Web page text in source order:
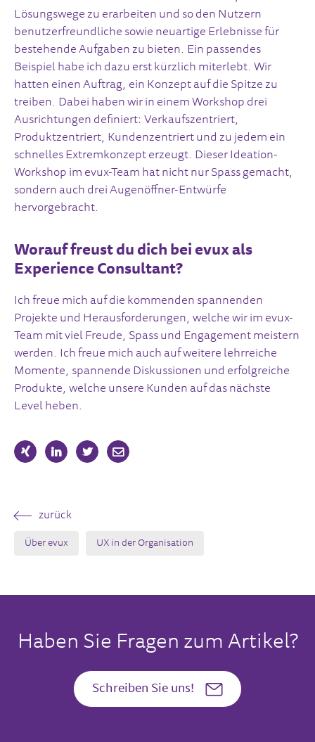
Lösungswege zu erarbeiten und so den Nutzern
benutzerfreundliche sowie neuartige Erlebnisse für
bestehende Aufgaben zu bieten. Ein passendes
Beispiel habe ich dazu erst kürzlich miterlebt. Wir
hatten einen Auftrag, ein Konzept auf die Spitze zu
treiben. Dabei haben wir in einem Workshop drei
Ausrichtungen definiert: Verkaufszentriert,
Produktzentriert, Kundenzentriert und zu jedem ein
schnelles Extremkonzept erzeugt. Dieser Ideation-
Workshop im evux-Team hat nicht nur Spass gemacht,
sondern auch drei Augenöffner-Entwürfe
hervorgebracht.
Worauf freust du dich bei evux als
Experience Consultant?
Ich freue mich auf die kommenden spannenden
Projekte und Herausforderungen, welche wir im evux-
Team mit viel Freude, Spass und Engagement meistern
werden. Ich freue mich auch auf weitere lehrreiche
Momente, spannende Diskussionen und erfolgreiche
Produkte, welche unsere Kunden auf das nächste
Level heben.
zurück
Über evux UX in der Organisation
Haben Sie Fragen zum Artikel?
Schreiben Sie uns!